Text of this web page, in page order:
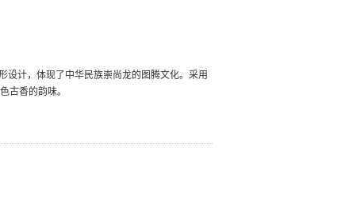
设计，体现了中华民族崇尚龙的图腾文化。采用
古香的韵味。